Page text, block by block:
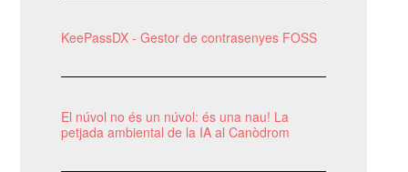
KeePassDX - Gestor de contrasenyes FOSS
El núvol no és un núvol: és una nau! La
petjada ambiental de la IA al Canòdrom